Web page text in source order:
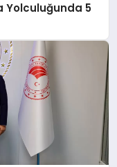
Yolculuğunda 5